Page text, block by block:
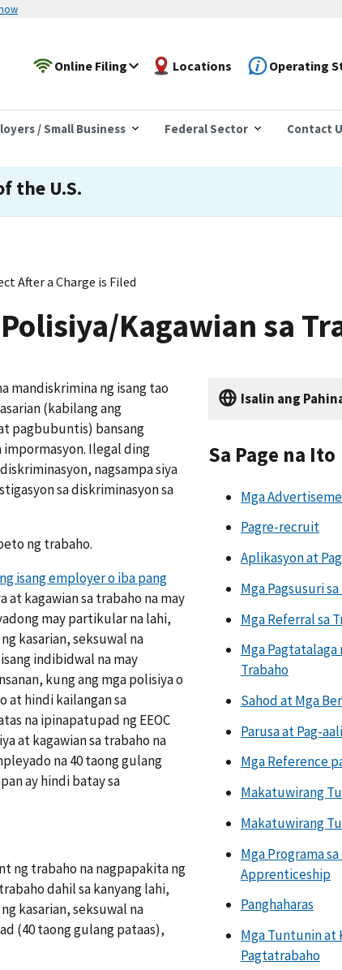
Online Filing Locations Operating
/ Small Business Federal Sector Contact
the U.S.
After a Charge is Filed
Kagawian sa
mandiskrimina ng isang tao
(kabilang ang
pagbubuntis) bansang
impormasyon. Ilegal ding
nagsampa siya
sa diskriminasyon sa
ng trabaho.
isang employer o iba pang
at kagawian sa trabaho na may
may partikular na lahi,
kasarian, seksuwal na
indibidwal na may
kung ang mga polisiya o
at hindi kailangan sa
na ipinapatupad ng EEOC
at kagawian sa trabaho na
na 40 taong gulang
ay hindi batay sa
ng trabaho na nagpapakita ng
dahil sa kanyang lahi,
kasarian, seksuwal na
(40 taong gulang pataas),
Isalin ang
Sa Page na Ito
Mga
Pagre-recruit
Aplikasyon at
Mga Pagsusuri
Mga Referral sa
Mga
Trabaho
Sahod at Mga
Parusa at Pag-
Mga Reference
Makatuwirang
Makatuwirang
Mga Programa
Apprenticeship
Panghaharas
Mga Tuntunin at
Pagtatrabaho